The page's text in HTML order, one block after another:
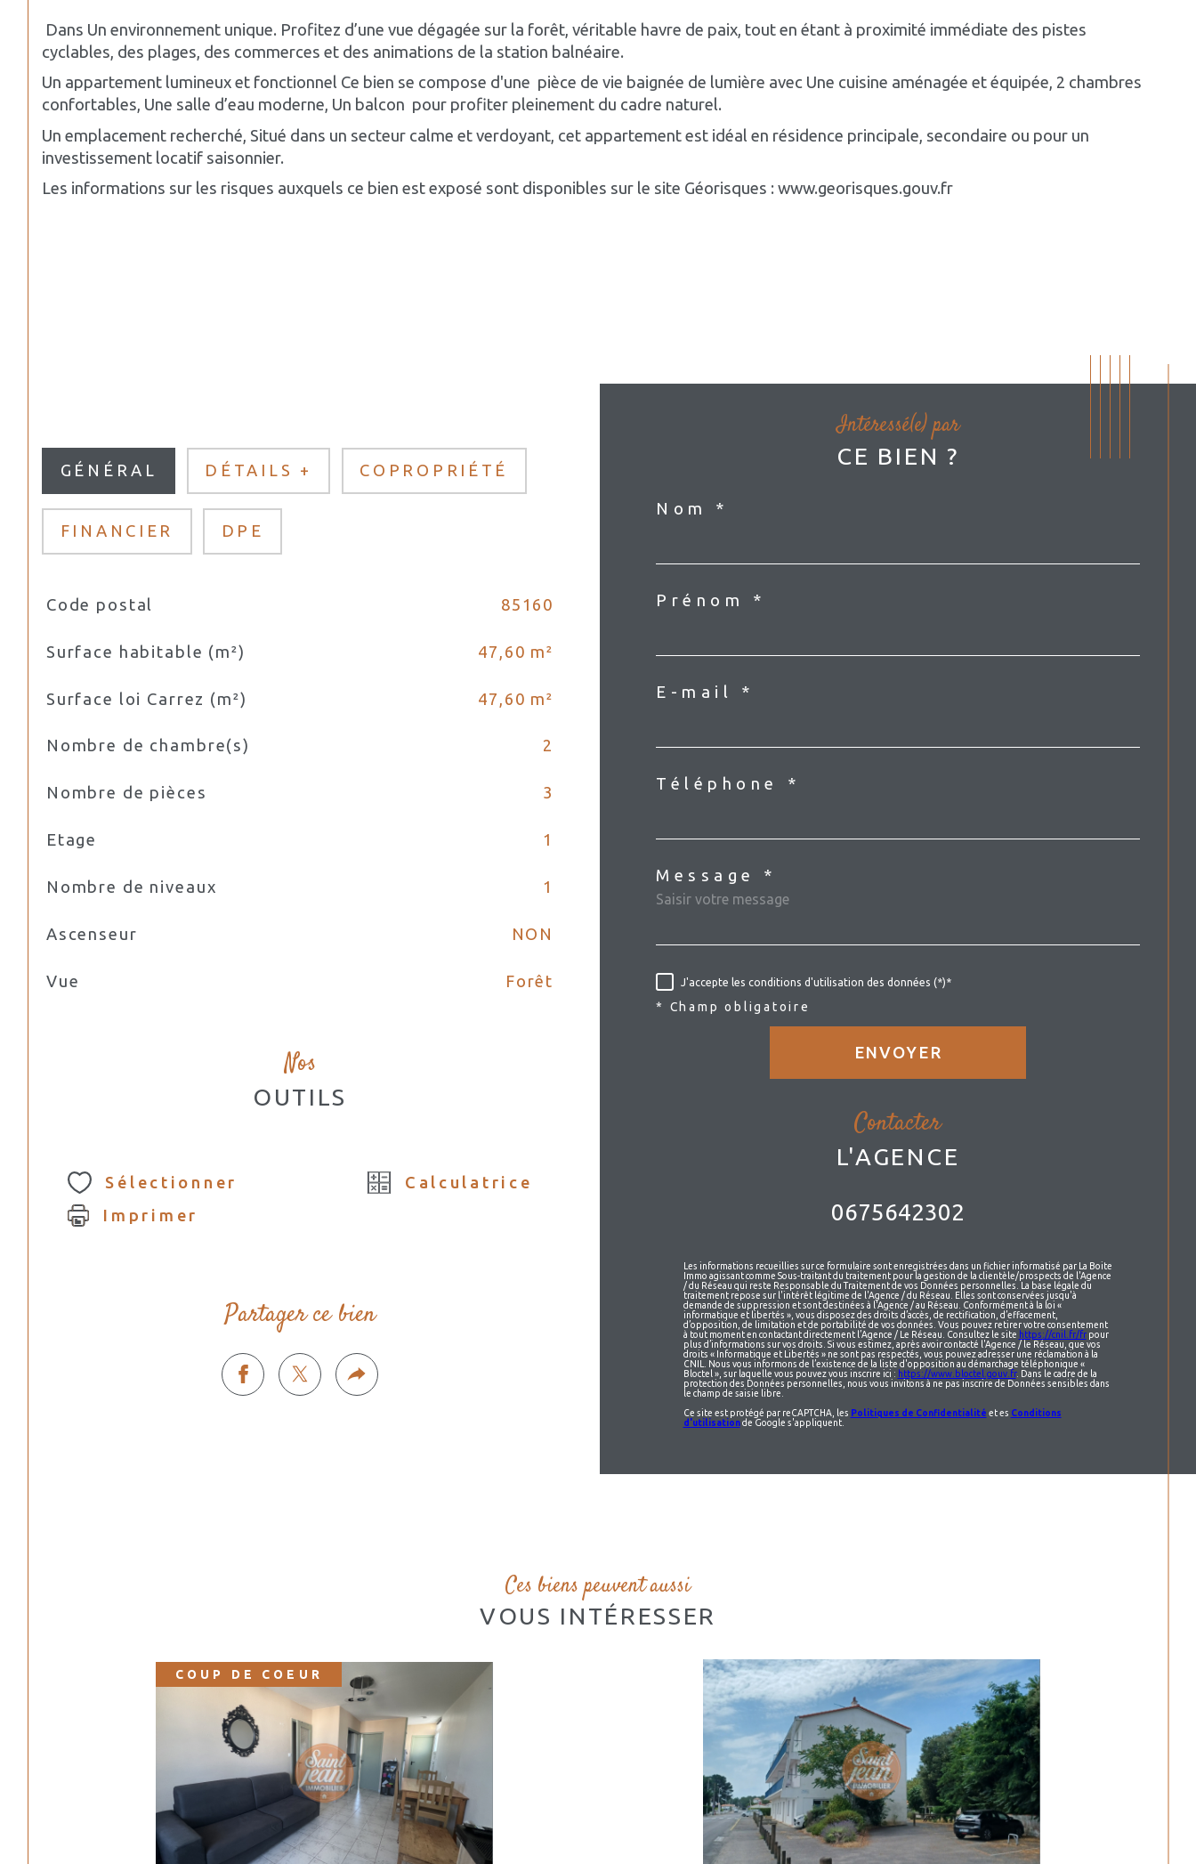
Dans Un environnement unique. Profitez d’une vue dégagée sur la forêt, véritable havre de paix, tout en étant à proximité immédiate des pistes
cyclables, des plages, des commerces et des animations de la station balnéaire.
Un appartement lumineux et fonctionnel Ce bien se compose d'une  pièce de vie baignée de lumière avec Une cuisine aménagée et équipée, 2 chambres
confortables, Une salle d’eau moderne, Un balcon  pour profiter pleinement du cadre naturel.
Un emplacement recherché, Situé dans un secteur calme et verdoyant, cet appartement est idéal en résidence principale, secondaire ou pour un
investissement locatif saisonnier.
Les informations sur les risques auxquels ce bien est exposé sont disponibles sur le site Géorisques : www.georisques.gouv.fr
GÉNÉRAL DÉTAILS + COPROPRIÉTÉ
FINANCIER DPE
TRAD_SIROCCO_Caracteristique
Code postal 85160
Surface habitable (m²) 47,60 m²
Surface loi Carrez (m²) 47,60 m²
Nombre de chambre(s) 2
Nombre de pièces 3
Etage 1
Nombre de niveaux 1
Ascenseur NON
Vue Forêt
Nos
OUTILS
Sélectionner
Calculatrice
Imprimer
Partager ce bien
Intéressé(e) par
CE BIEN ?
Nom *
Prénom *
E-mail *
Téléphone *
Message *
J'accepte les conditions d'utilisation des données (*)*
* Champ obligatoire
ENVOYER
contacter
L'AGENCE
0675642302
Les informations recueillies sur ce formulaire sont enregistrées dans un fichier informatisé par La Boite
Immo agissant comme Sous-traitant du traitement pour la gestion de la clientèle/prospects de l'Agence
/ du Réseau qui reste Responsable du Traitement de vos Données personnelles. La base légale du
traitement repose sur l'intérêt légitime de l'Agence / du Réseau. Elles sont conservées jusqu'à
demande de suppression et sont destinées à l'Agence / au Réseau. Conformément à la loi «
informatique et libertés », vous disposez des droits d’accès, de rectification, d’effacement,
d’opposition, de limitation et de portabilité de vos données. Vous pouvez retirer votre consentement
à tout moment en contactant directement l’Agence / Le Réseau. Consultez le site https://cnil.fr/frpour
plus d’informations sur vos droits. Si vous estimez, après avoir contacté l'Agence / le Réseau, que vos
droits « Informatique et Libertés » ne sont pas respectés, vous pouvez adresser une réclamation à la
CNIL. Nous vous informons de l’existence de la liste d'opposition au démarchage téléphonique «
Bloctel », sur laquelle vous pouvez vous inscrire ici : https://www.bloctel.gouv.fr. Dans le cadre de la
protection des Données personnelles, nous vous invitons à ne pas inscrire de Données sensibles dans
le champ de saisie libre.
Ce site est protégé par reCAPTCHA, les Politiques de Confidentialité et es Conditions
d'utilisationde Google s'appliquent.
Ces biens peuvent aussi
VOUS INTÉRESSER
COUP DE COEUR